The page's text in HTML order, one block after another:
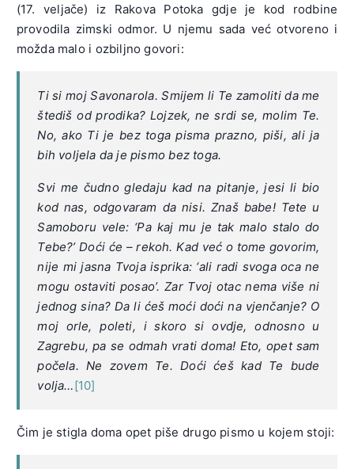
(17. veljače) iz Rakova Potoka gdje je kod rodbine
provodila zimski odmor. U njemu sada već otvoreno i
možda malo i ozbiljno govori:
Ti si moj Savonarola. Smijem li Te zamoliti da me
štediš od prodika? Lojzek, ne srdi se, molim Te.
No, ako Ti je bez toga pisma prazno, piši, ali ja
bih voljela da je pismo bez toga.
Svi me čudno gledaju kad na pitanje, jesi li bio
kod nas, odgovaram da nisi. Znaš babe! Tete u
Samoboru vele: ‘Pa kaj mu je tak malo stalo do
Tebe?’ Doći će – rekoh. Kad već o tome govorim,
nije mi jasna Tvoja isprika: ‘ali radi svoga oca ne
mogu ostaviti posao’. Zar Tvoj otac nema više ni
jednog sina? Da li ćeš moći doći na vjenčanje? O
moj orle, poleti, i skoro si ovdje, odnosno u
Zagrebu, pa se odmah vrati doma! Eto, opet sam
počela. Ne zovem Te. Doći ćeš kad Te bude
volja…[10]
Čim je stigla doma opet piše drugo pismo u kojem stoji: